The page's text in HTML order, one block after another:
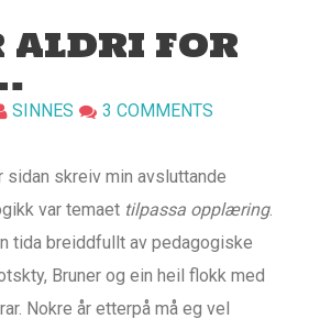
ALDRI FOR
SINNES 3 COMMENTS
sidan skreiv min avsluttande
var temaet tilpassa opplæring.
tida breiddfullt av pedagogiske
Bruner og ein heil flokk med
Nokre år etterpå må eg vel